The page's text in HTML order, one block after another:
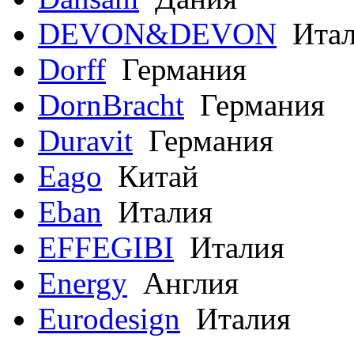
DEVON&DEVON
Dorff Германия
DornBracht Германия
Duravit Германия
Eago Китай
Eban Италия
EFFEGIBI Италия
Energy Англия
Eurodesign Италия